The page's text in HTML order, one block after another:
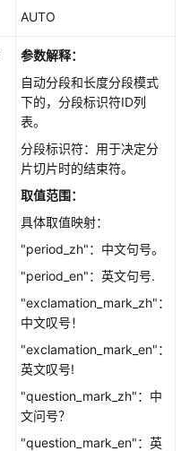
AUTO
参数解释：
自动分段和长度分段模式
下的，分段标识符ID列
表。
分段标识符：用于决定分
片切片时的结束符。
取值范围：
具体取值映射：
"period_zh"：中文句号。
"period_en"：英文句号.
"exclamation_mark_zh"：
中文叹号！
"exclamation_mark_en"：
英文叹号!
"question_mark_zh"：中
文问号？
"question_mark_en"：英